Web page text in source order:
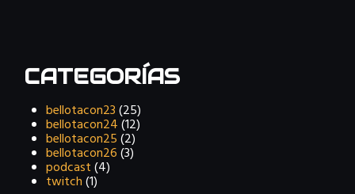
CATEGORÍAS
bellotacon23(25)
bellotacon24(12)
bellotacon25(2)
bellotacon26(3)
podcast(4)
twitch(1)